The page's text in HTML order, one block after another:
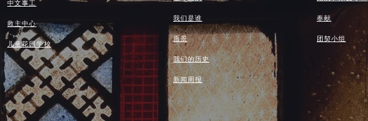
我们是谁
愿景
我们的历史
新闻周报
奉献
团契小组
中文事工
救主中心
儿童花园学校